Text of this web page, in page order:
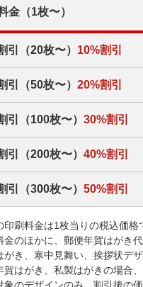
金（1枚〜）
引（20枚〜） 10%割引
引（50枚〜） 20%割引
引（100枚〜） 30%割引
引（200枚〜） 40%割引
引（300枚〜） 50%割引
刷料金は1枚当りの税込価格
のほかに、郵便年賀はがき
き、寒中見舞い、挨拶状デ
はがき、私製はがきの場合、
のデザインのみ、割引後の